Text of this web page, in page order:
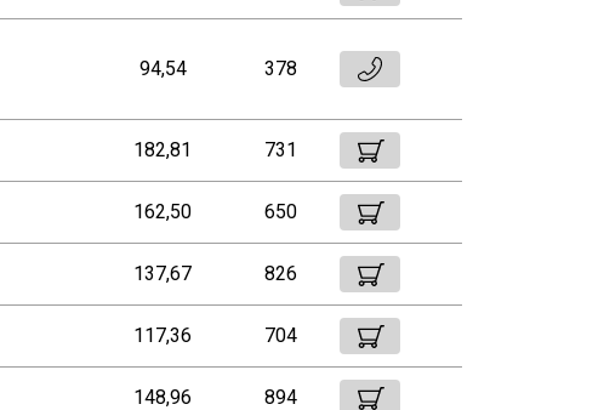
94,54 378
182,81 731
162,50 650
137,67 826
117,36 704
148,96 894